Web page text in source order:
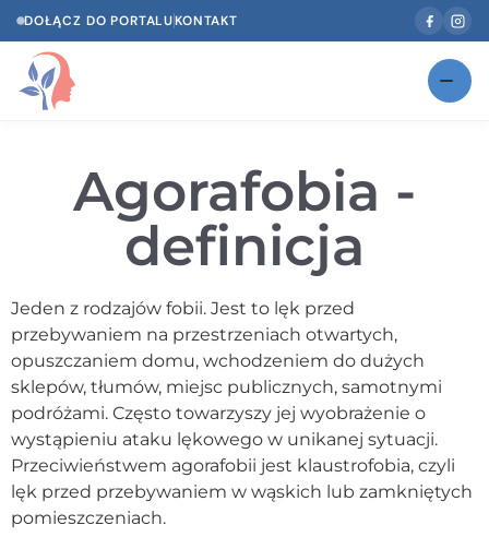
DOŁĄCZ DO PORTALUKONTAKT
NOWOŚĆ
Według specjalizacji
Diagnozy psychologiczne
Testy psychologiczne
Dawka wiedzy
Dla specjalistów
Kontakt
Agorafobia -
definicja
Jeden z rodzajów fobii. Jest to lęk przed
przebywaniem na przestrzeniach otwartych,
opuszczaniem domu, wchodzeniem do dużych
sklepów, tłumów, miejsc publicznych, samotnymi
podróżami. Często towarzyszy jej wyobrażenie o
wystąpieniu ataku lękowego w unikanej sytuacji.
Przeciwieństwem agorafobii jest klaustrofobia, czyli
lęk przed przebywaniem w wąskich lub zamkniętych
pomieszczeniach.